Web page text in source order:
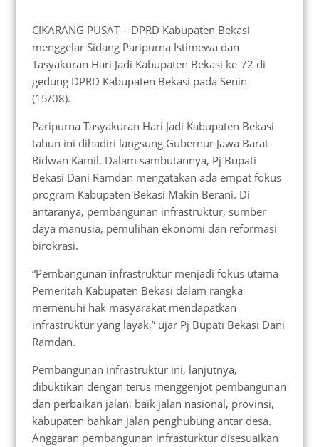
CIKARANG PUSAT – DPRD Kabupaten Bekasi
menggelar Sidang Paripurna Istimewa dan
Tasyakuran Hari Jadi Kabupaten Bekasi ke-72 di
gedung DPRD Kabupaten Bekasi pada Senin
(15/08).
Paripurna Tasyakuran Hari Jadi Kabupaten Bekasi
tahun ini dihadiri langsung Gubernur Jawa Barat
Ridwan Kamil. Dalam sambutannya, Pj Bupati
Bekasi Dani Ramdan mengatakan ada empat fokus
program Kabupaten Bekasi Makin Berani. Di
antaranya, pembangunan infrastruktur, sumber
daya manusia, pemulihan ekonomi dan reformasi
birokrasi.
“Pembangunan infrastruktur menjadi fokus utama
Pemeritah Kabupaten Bekasi dalam rangka
memenuhi hak masyarakat mendapatkan
infrastruktur yang layak,” ujar Pj Bupati Bekasi Dani
Ramdan.
Pembangunan infrastruktur ini, lanjutnya,
dibuktikan dengan terus menggenjot pembangunan
dan perbaikan jalan, baik jalan nasional, provinsi,
kabupaten bahkan jalan penghubung antar desa.
Anggaran pembangunan infrasturktur disesuaikan